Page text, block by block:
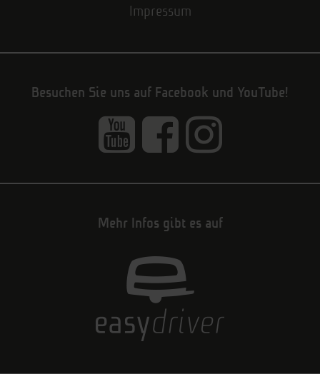
Impressum
Besuchen Sie uns auf Facebook und YouTube!
Mehr Infos gibt es auf